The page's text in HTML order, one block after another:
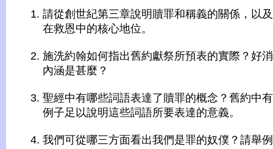
請從創世紀第三章說明贖罪和稱義的關係，以
在救恩中的核心地位。
施洗約翰如何指出舊約獻祭所預表的實際？好
內涵是甚麼？
聖經中有哪些詞語表達了贖罪的概念？舊約中
例子足以說明這些詞語所要表達的意義。
我們可從哪三方面看出我們是罪的奴僕？請舉